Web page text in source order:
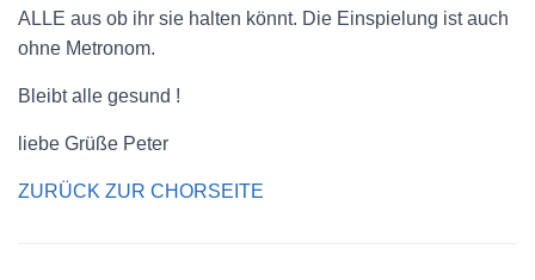
ALLE aus ob ihr sie halten könnt. Die Einspielung ist auch
ohne Metronom.
Bleibt alle gesund !
liebe Grüße Peter
ZURÜCK ZUR CHORSEITE